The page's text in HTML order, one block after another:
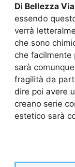
Di Bellezza
essendo
verrà
che sono
che facilmente
sarà
fragilità da
dire poi avere
creano serie
estetico sarà